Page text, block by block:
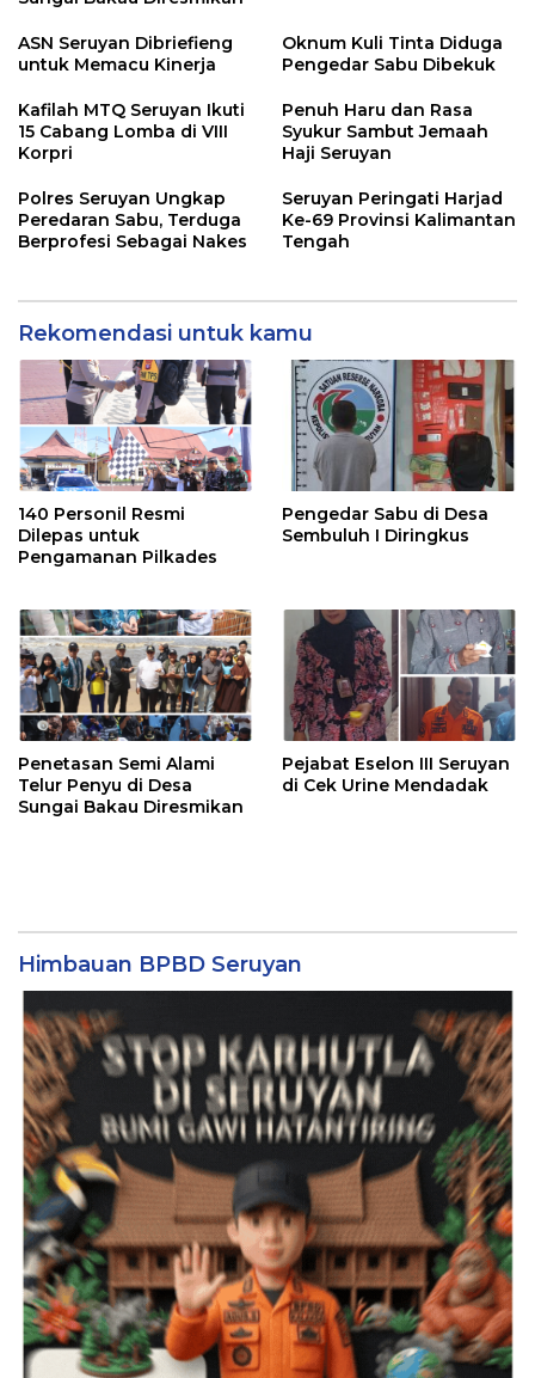
ASN Seruyan Dibriefieng
untuk Memacu Kinerja
Oknum Kuli Tinta Diduga
Pengedar Sabu Dibekuk
Kafilah MTQ Seruyan Ikuti
15 Cabang Lomba di VIII
Korpri
Penuh Haru dan Rasa
Syukur Sambut Jemaah
Haji Seruyan
Polres Seruyan Ungkap
Peredaran Sabu, Terduga
Berprofesi Sebagai Nakes
Seruyan Peringati Harjad
Ke-69 Provinsi Kalimantan
Tengah
Rekomendasi untuk kamu
140 Personil Resmi
Dilepas untuk
Pengamanan Pilkades
Pengedar Sabu di Desa
Sembuluh I Diringkus
Penetasan Semi Alami
Telur Penyu di Desa
Sungai Bakau Diresmikan
Pejabat Eselon III Seruyan
di Cek Urine Mendadak
Himbauan BPBD Seruyan